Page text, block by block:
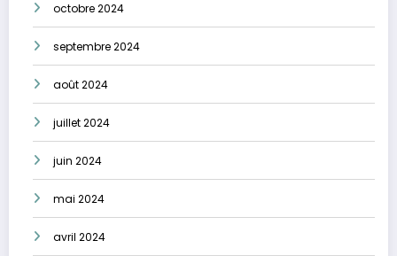
octobre 2024
septembre 2024
août 2024
juillet 2024
juin 2024
mai 2024
avril 2024